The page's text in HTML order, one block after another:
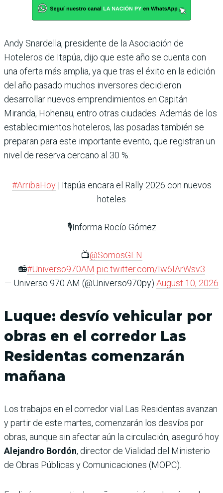
Andy Snardella, presidente de la Asociación de
Hoteleros de Itapúa, dijo que este año se cuenta con
una oferta más amplia, ya que tras el éxito en la edición
del año pasado muchos inversores decidieron
desarrollar nuevos emprendimientos en Capitán
Miranda, Hohenau, entro otras ciudades. Además de los
establecimientos hoteleros, las posadas también se
preparan para este importante evento, que registran un
nivel de reserva cercano al 30 %.
#ArribaHoy| Itapúa encara el Rally 2026 con nuevos
hoteles
🎙️Informa Rocío Gómez
📺@SomosGEN
📻#Universo970AM pic.twitter.com/Iw6IArWsv3
— Universo 970 AM (@Universo970py) August 10, 2026
Luque: desvío vehicular por
obras en el corredor Las
Residentas comenzarán
mañana
Los trabajos en el corredor vial Las Residentas avanzan
y partir de este martes, comenzarán los desvíos por
obras, aunque sin afectar aún la circulación, aseguró hoy
Alejandro Bordón, director de Vialidad del Ministerio
de Obras Públicas y Comunicaciones (MOPC).